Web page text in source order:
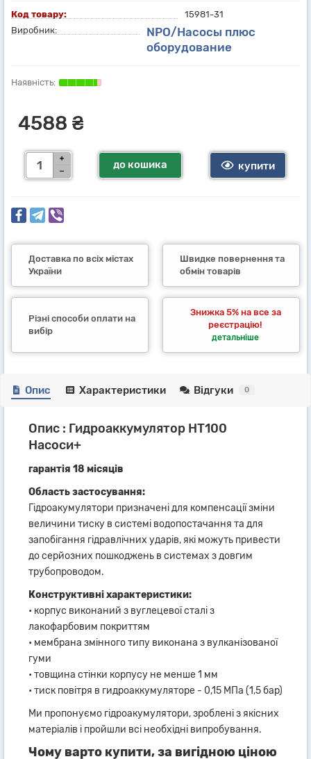
Код товару:
15981-31
Виробник:
NPO/Насосы плюс
оборудование
4588 ₴
до кошика купити
Доставка по всіх містах
України
Швидке повернення та
обмін товарів
Різні способи оплати на
вибір
Знижка 5% на все за
реєстрацію!
детальніше
Опис Характеристики Відгуки 0
Опис : Гидроаккумулятор HT100
Насоси+
гарантія 18 місяців
Область застосування:
Гідроакумулятори призначені для компенсації зміни
величини тиску в системі водопостачання та для
запобігання гідравлічних ударів, які можуть привести
до серйозних пошкоджень в системах з довгим
трубопроводом.
Конструктивні характеристики:
• корпус виконаний з вуглецевої сталі з
лакофарбовим покриттям
• мембрана змінного типу виконана з вулканізованої
гуми
• товщина стінки корпусу не менше 1 мм
• тиск повітря в гидроаккумуляторе - 0,15 МПа (1,5 бар)
Ми пропонуємо гідроакумулятори, зроблені з якісних
матеріалів і пройшли всі необхідні випробування.
Чому варто купити, за вигідною ціною